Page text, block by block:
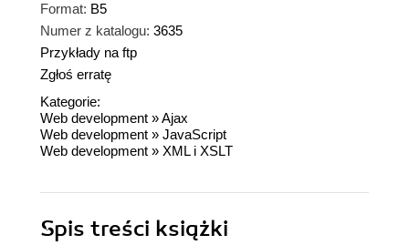
Format: B5
Numer z katalogu: 3635
Przykłady na ftp
Zgłoś erratę
Kategorie:
Web development »Ajax
Web development » JavaScript
Web development » XML i XSLT
Spis treści książki